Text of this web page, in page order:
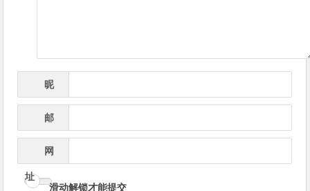
昵
邮
网
址
滑动解锁才能提交